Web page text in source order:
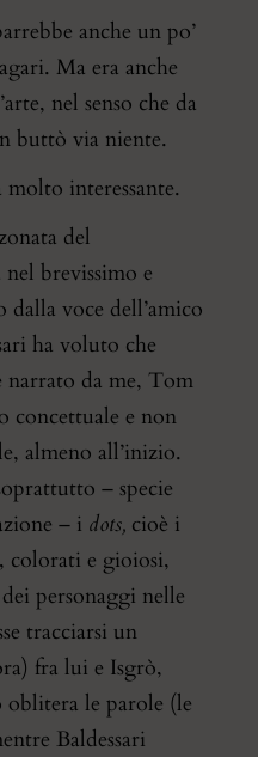
anche un po’
Ma era anche
nel senso che da
buttò via niente.
molto interessante.
del
brevissimo e
dalla voce dell’amico
ha voluto che
narrato da me, Tom
concettuale e non
almeno all’inizio.
– specie
– i dots, cioè i
colorati e gioiosi,
personaggi nelle
tracciarsi un
fra lui e Isgrò,
le parole (le
Baldessari